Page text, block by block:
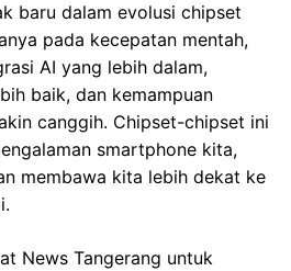
baru dalam evolusi chipset
pada kecepatan mentah,
AI yang lebih dalam,
baik, dan kemampuan
canggih. Chipset-chipset ini
smartphone kita,
membawa kita lebih dekat ke
News Tangerang untuk